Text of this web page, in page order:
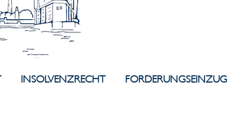
INSOLVENZRECHT FORDERUNGSEINZUG